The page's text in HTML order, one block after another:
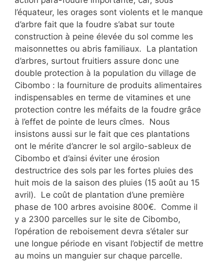
l’équateur, les orages sont violents et le manque
d’arbre fait que la foudre s’abat sur toute
construction à peine élevée du sol comme les
maisonnettes ou abris familiaux. La plantation
d’arbres, surtout fruitiers assure donc une
double protection à la population du village de
Cibombo : la fourniture de produits alimentaires
indispensables en terme de vitamines et une
protection contre les méfaits de la foudre grâce
à l’effet de pointe de leurs cîmes. Nous
insistons aussi sur le fait que ces plantations
ont le mérite d’ancrer le sol argilo-sableux de
Cibombo et d’ainsi éviter une érosion
destructrice des sols par les fortes pluies des
huit mois de la saison des pluies (15 août au 15
avril). Le coût de plantation d’une première
phase de 100 arbres avoisine 800€. Comme il
y a 2300 parcelles sur le site de Cibombo,
l’opération de reboisement devra s’étaler sur
une longue période en visant l’objectif de mettre
au moins un manguier sur chaque parcelle.